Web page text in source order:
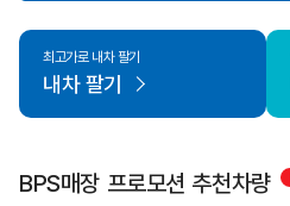
최고가로 내차 팔기
내차 팔기
BPS매장 프로모션 추천차량